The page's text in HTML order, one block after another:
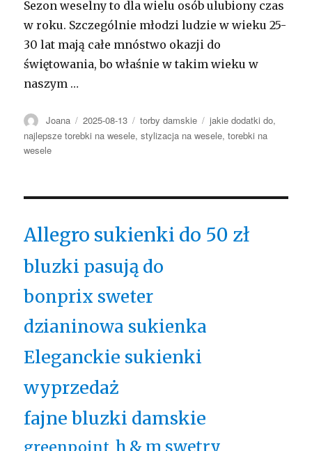
Sezon weselny to dla wielu osób ulubiony czas
w roku. Szczególnie młodzi ludzie w wieku 25-
30 lat mają całe mnóstwo okazji do
świętowania, bo właśnie w takim wieku w
naszym …
Autor
Joana Opublikowano
2025-08-13 Kategorie
torby damskie Tagi
jakie dodatki do,
najlepsze torebki na wesele,stylizacja na wesele,torebki na
wesele
Allegro sukienki do 50 zł
bluzki pasują do
bonprix sweter
dzianinowa sukienka
Eleganckie sukienki
wyprzedaż
fajne bluzki damskie
greenpoint h & m swetry